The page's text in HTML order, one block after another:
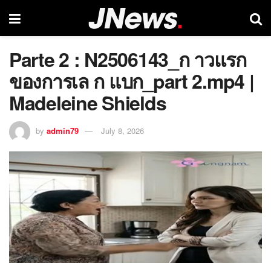
Parte 2 : N2506143_ก าวแรก
ของการเล ก แบก_part 2.mp4 |
Madeleine Shields
by admin79 July 8, 2026